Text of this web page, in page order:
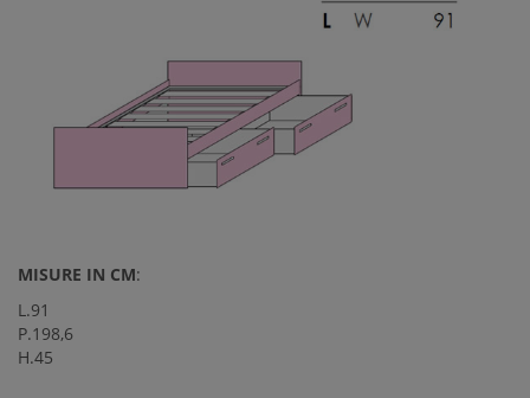
MISURE IN CM:
L.91
P.198,6
H.45